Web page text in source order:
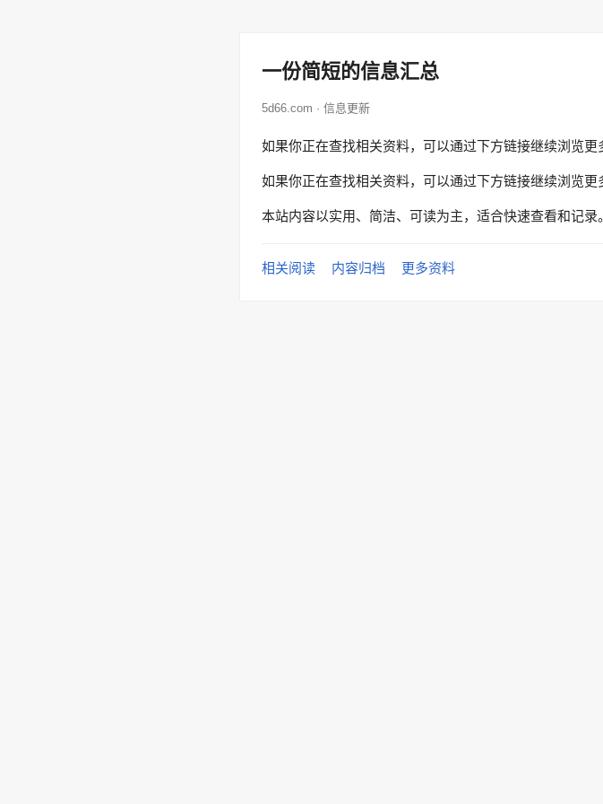
一份简短的信息汇总
5d66.com · 信息更新
如果你正在查找相关资料，可以通过下方链接继续浏览更
如果你正在查找相关资料，可以通过下方链接继续浏览更
本站内容以实用、简洁、可读为主，适合快速查看和记录。
相关阅读 内容归档 更多资料